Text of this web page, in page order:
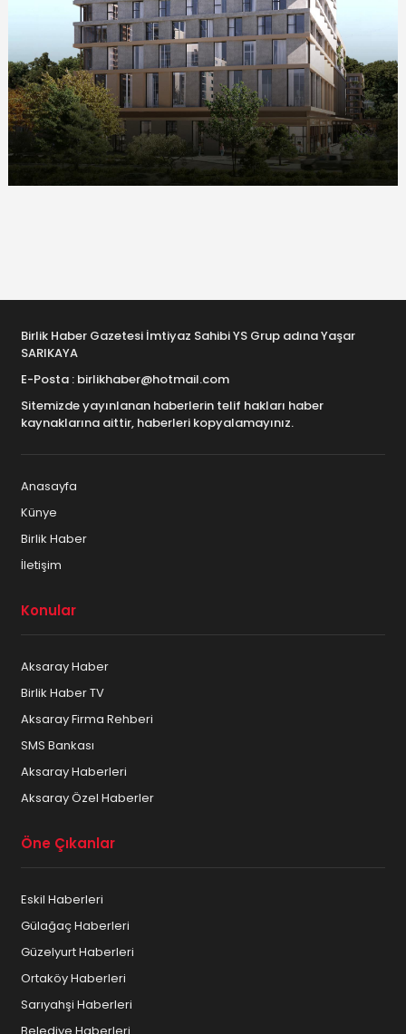
Birlik Haber Gazetesi İmtiyaz Sahibi YS Grup adına Yaşar
SARIKAYA
E-Posta : birlikhaber@hotmail.com
Sitemizde yayınlanan haberlerin telif hakları haber
kaynaklarına aittir, haberleri kopyalamayınız.
Anasayfa
Künye
Birlik Haber
İletişim
Konular
Aksaray Haber
Birlik Haber TV
Aksaray Firma Rehberi
SMS Bankası
Aksaray Haberleri
Aksaray Özel Haberler
Öne Çıkanlar
Eskil Haberleri
Gülağaç Haberleri
Güzelyurt Haberleri
Ortaköy Haberleri
Sarıyahşi Haberleri